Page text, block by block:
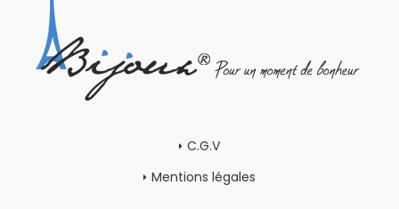
C.G.V
Mentions légales